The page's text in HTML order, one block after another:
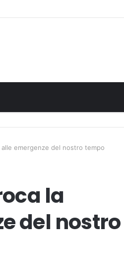
emergenze del nostro tempo
la
del nostro